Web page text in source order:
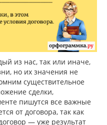
из нас, так или иначе,
но их значения не
существительное
сделки,
пишутся все важные
от договора, так как
— уже результат